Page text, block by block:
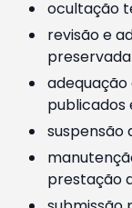
ocultação
revisão e
adequação
publicados
suspensão
prestação